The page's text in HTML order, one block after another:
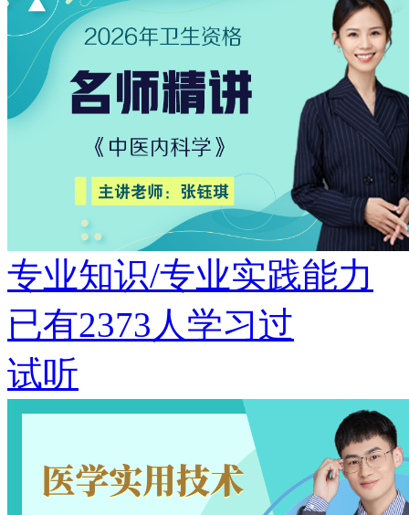
专业知识/专业实践能力
已有2373 人学习过
试听